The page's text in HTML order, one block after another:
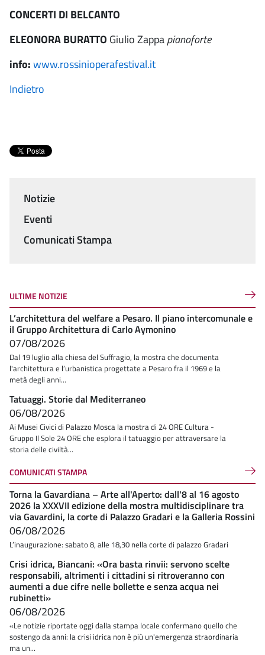
CONCERTI DI BELCANTO
ELEONORA BURATTO Giulio Zappapianoforte
info:www.rossinioperafestival.it
Indietro
Menu
Notizie
Eventi
Comunicati Stampa
ULTIME NOTIZIE
L’architettura del welfare a Pesaro. Il piano intercomunale e
il Gruppo Architettura di Carlo Aymonino
07/08/2026
Dal 19 luglio alla chiesa del Suffragio, la mostra che documenta
l'architettura e l’urbanistica progettate a Pesaro fra il 1969 e la
metà degli anni...
Tatuaggi. Storie dal Mediterraneo
06/08/2026
Ai Musei Civici di Palazzo Mosca la mostra di 24 ORE Cultura -
Gruppo Il Sole 24 ORE che esplora il tatuaggio per attraversare la
storia delle civiltà...
COMUNICATI STAMPA
Torna la Gavardiana – Arte all'Aperto: dall'8 al 16 agosto
2026 la XXXVII edizione della mostra multidisciplinare tra
via Gavardini, la corte di Palazzo Gradari e la Galleria Rossini
06/08/2026
L’inaugurazione: sabato 8, alle 18,30 nella corte di palazzo Gradari
Crisi idrica, Biancani: «Ora basta rinvii: servono scelte
responsabili, altrimenti i cittadini si ritroveranno con
aumenti a due cifre nelle bollette e senza acqua nei
rubinetti»
06/08/2026
«Le notizie riportate oggi dalla stampa locale confermano quello che
sostengo da anni: la crisi idrica non è più un'emergenza straordinaria
ma un...